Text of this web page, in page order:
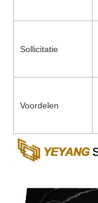
Sollicitatie
Voordelen